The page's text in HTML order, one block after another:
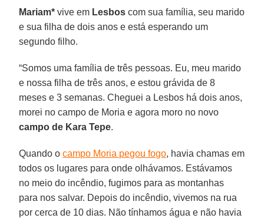
Mariam* vive em Lesbos com sua família, seu marido
e sua filha de dois anos e está esperando um
segundo filho.
“Somos uma família de três pessoas. Eu, meu marido
e nossa filha de três anos, e estou grávida de 8
meses e 3 semanas. Cheguei a Lesbos há dois anos,
morei no campo de Moria e agora moro no novo
campo de Kara Tepe.
Quando ocampo Moria pegou fogo, havia chamas em
todos os lugares para onde olhávamos. Estávamos
no meio do incêndio, fugimos para as montanhas
para nos salvar. Depois do incêndio, vivemos na rua
por cerca de 10 dias. Não tínhamos água e não havia